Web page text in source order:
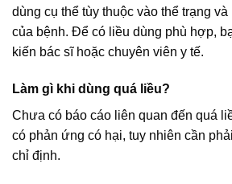
dùng cụ thể tùy thuộc vào thể trạng
của bệnh. Để có liều dùng phù hợp,
kiến bác sĩ hoặc chuyên viên y tế.
Làm gì khi dùng quá liều?
Chưa có báo cáo liên quan đến quá
có phản ứng có hại, tuy nhiên cần
chỉ định.